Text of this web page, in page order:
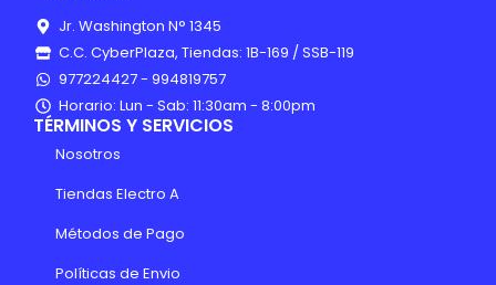
Jr. Washington N° 1345
C.C. CyberPlaza, Tiendas: 1B-169 / SSB-119
977224427 - 994819757
Horario: Lun - Sab: 11:30am - 8:00pm
TÉRMINOS Y SERVICIOS
Nosotros
Tiendas Electro A
Métodos de Pago
Políticas de Envio